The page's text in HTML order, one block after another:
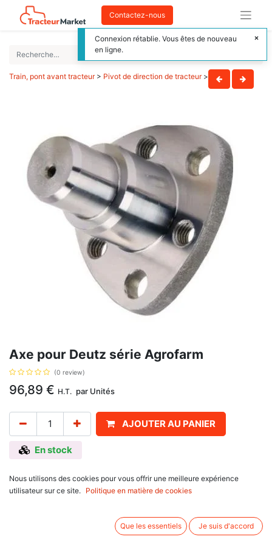
Contactez-nous
Train, pont avant tracteur> Pivot de direction de tracteur>
Axe pour Deutz série Agrofarm
(0 review)
96,89 € H.T. par Unités
AJOUTER AU PANIER
En stock
Axe supérieur pivot de roue pour Deutz série Agrofarmavec référence
d'origine 0.169.4336.0
Nous utilisons des cookies pour vous offrir une meilleure expérience
utilisateur sur ce site.
Politique en matière de cookies
Que les essentiels Je suis d'accord
Connexion rétablie. Vous êtes de nouveau
en ligne.